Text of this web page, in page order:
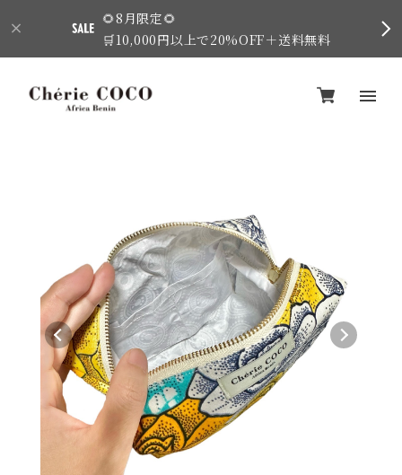
🌻8月限定🌻
🛒10,000円以上で20%OFF＋送料無料